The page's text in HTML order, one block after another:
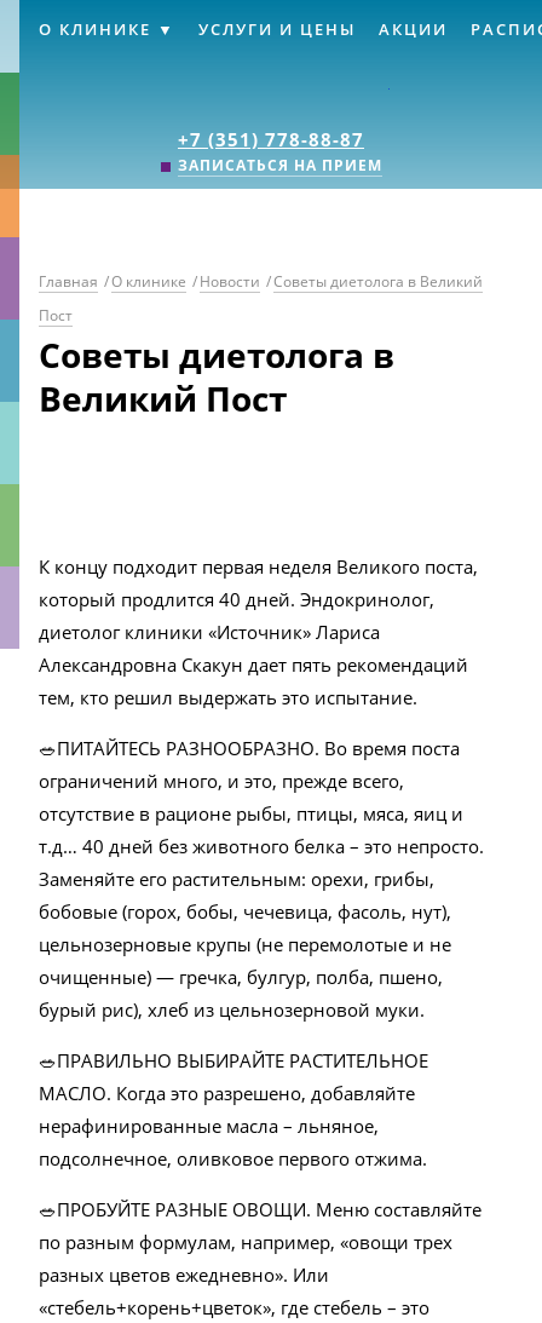
+7 (351) 778-88-87
ЗАПИСАТЬСЯ НА ПРИЕМ
О КЛИНИКЕ УСЛУГИ И ЦЕНЫ АКЦИИ
Главная /О клинике /Новости /Советы диетолога в Великий
Пост
Советы диетолога в
Великий Пост
К концу подходит первая неделя Великого поста,
который продлится 40 дней. Эндокринолог,
диетолог клиники «Источник» Лариса
Александровна Скакун дает пять рекомендаций
тем, кто решил выдержать это испытание.
🥗ПИТАЙТЕСЬ РАЗНООБРАЗНО. Во время поста
ограничений много, и это, прежде всего,
отсутствие в рационе рыбы, птицы, мяса, яиц и
т.д… 40 дней без животного белка – это непросто.
Заменяйте его растительным: орехи, грибы,
бобовые (горох, бобы, чечевица, фасоль, нут),
цельнозерновые крупы (не перемолотые и не
очищенные) — гречка, булгур, полба, пшено,
бурый рис), хлеб из цельнозерновой муки.
🥗ПРАВИЛЬНО ВЫБИРАЙТЕ РАСТИТЕЛЬНОЕ
МАСЛО. Когда это разрешено, добавляйте
нерафинированные масла – льняное,
подсолнечное, оливковое первого отжима.
🥗ПРОБУЙТЕ РАЗНЫЕ ОВОЩИ. Меню составляйте
по разным формулам, например, «овощи трех
разных цветов ежедневно». Или
«стебель+корень+цветок», где стебель – это